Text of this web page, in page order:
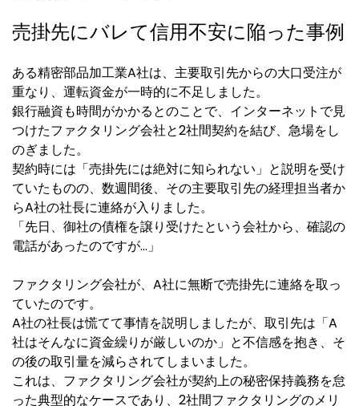
売掛先にバレて信用不安に陥った事例
ある精密部品加工業A社は、主要取引先からの大口受注が
重なり、運転資金が一時的に不足しました。
銀行融資も時間がかかるとのことで、インターネットで見
つけたファクタリング会社と2社間契約を結び、急場をし
のぎました。
契約時には「売掛先には絶対に知られない」と説明を受け
ていたものの、数週間後、その主要取引先の経理担当者か
らA社の社長に連絡が入りました。
「先日、御社の債権を譲り受けたという会社から、確認の
電話があったのですが…」
ファクタリング会社が、A社に無断で売掛先に連絡を取っ
ていたのです。
A社の社長は慌てて事情を説明しましたが、取引先は「A
社はそんなに資金繰りが厳しいのか」と不信感を抱き、そ
の後の取引量を減らされてしまいました。
これは、ファクタリング会社が契約上の秘密保持義務を怠
った典型的なケースであり、2社間ファクタリングのメリ